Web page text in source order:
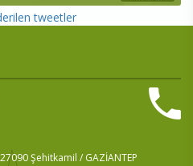
tweetler
Şehitkamil / GAZİANTEP